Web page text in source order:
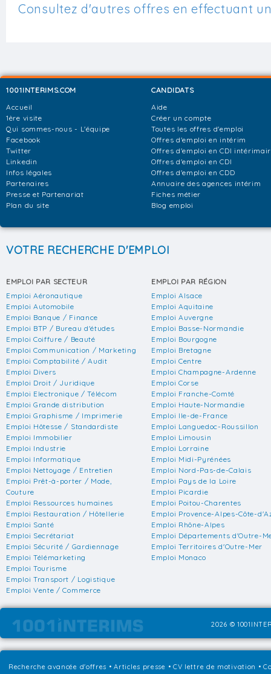
Consultez d'autres offres en effectuant
1001INTERIMS.COM
Accueil
1ère visite
Qui sommes-nous - L'équipe
Facebook
Twitter
Linkedin
Infos légales
Partenaires
Presse et Partenariat
Plan du site
CANDIDATS
Aide
Créer un compte
Toutes les offres d'emploi
Offres d'emploi en intérim
Offres d'emploi en CDI
Offres d'emploi en CDI
Offres d'emploi en CDD
Annuaire des agences intérim
Fiches métier
Blog emploi
VOTRE RECHERCHE D'EMPLOI
EMPLOI PAR SECTEUR
Emploi Aéronautique
Emploi Automobile
Emploi Banque / Finance
Emploi BTP / Bureau d'études
Emploi Coiffure / Beauté
Emploi Communication / Marketing
Emploi Comptabilité / Audit
Emploi Divers
Emploi Droit / Juridique
Emploi Electronique / Télécom
Emploi Grande distribution
Emploi Graphisme / Imprimerie
Emploi Hôtesse / Standardiste
Emploi Immobilier
Emploi Industrie
Emploi Informatique
Emploi Nettoyage / Entretien
Emploi Prêt-à-porter / Mode,
Couture
Emploi Ressources humaines
Emploi Restauration / Hôtellerie
Emploi Santé
Emploi Secrétariat
Emploi Sécurité / Gardiennage
Emploi Télémarketing
Emploi Tourisme
Emploi Transport / Logistique
Emploi Vente / Commerce
EMPLOI PAR RÉGION
Emploi Alsace
Emploi Aquitaine
Emploi Auvergne
Emploi Basse-Normandie
Emploi Bourgogne
Emploi Bretagne
Emploi Centre
Emploi Champagne-Ardenne
Emploi Corse
Emploi Franche-Comté
Emploi Haute-Normandie
Emploi Ile-de-France
Emploi Languedoc-Roussillon
Emploi Limousin
Emploi Lorraine
Emploi Midi-Pyrénées
Emploi Nord-Pas-de-Calais
Emploi Pays de la Loire
Emploi Picardie
Emploi Poitou-Charentes
Emploi Provence-Alpes-Côte-
Emploi Rhône-Alpes
Emploi Départements d'Outre-
Emploi Territoires d'Outre-Mer
Emploi Monaco
2026 ©
Recherche avancée d'offres •Articles presse • CV lettre de motivation •